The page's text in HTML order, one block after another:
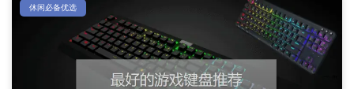
休闲必备优选